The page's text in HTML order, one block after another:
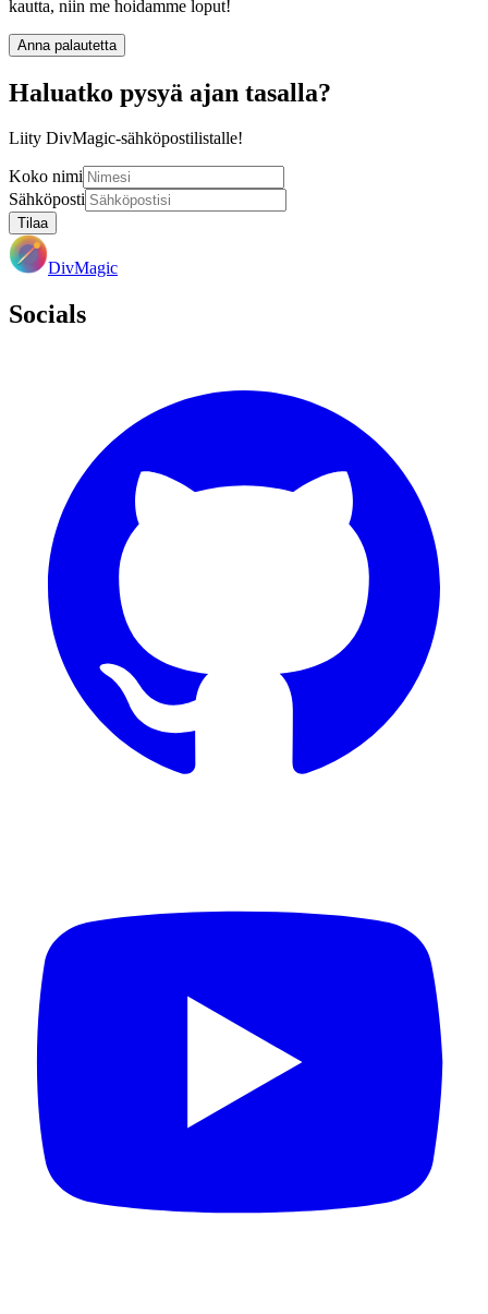
kautta, niin me hoidamme loput!
Anna palautetta
Haluatko pysyä ajan tasalla?
Liity DivMagic-sähköpostilistalle!
Koko nimi
Sähköposti
Tilaa
DivMagic
Socials